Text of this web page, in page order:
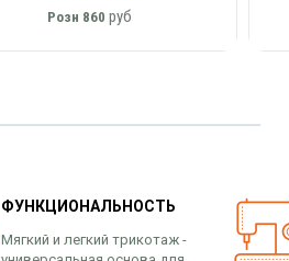
Розн 860 руб
ФУНКЦИОНАЛЬНОСТЬ
Мягкий и легкий трикотаж -